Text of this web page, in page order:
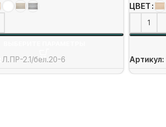
Л.ПР-2.1/бел.20-6
ЦВЕТ
Артикул: